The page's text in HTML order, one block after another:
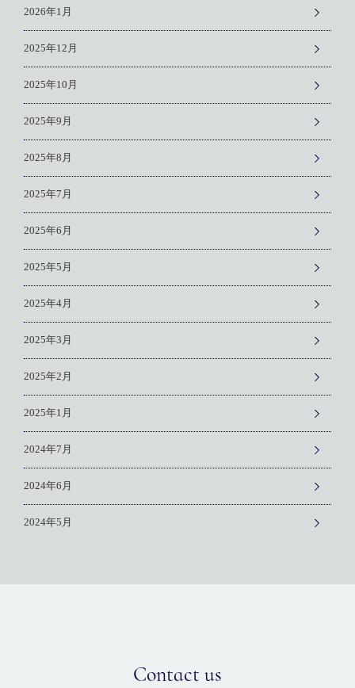
2026年1月
2025年12月
2025年10月
2025年9月
2025年8月
2025年7月
2025年6月
2025年5月
2025年4月
2025年3月
2025年2月
2025年1月
2024年7月
2024年6月
2024年5月
Contact us